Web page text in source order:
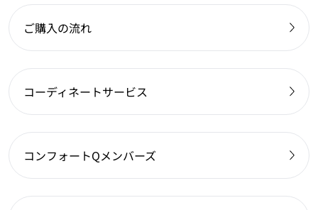
ご購入の流れ
コーディネートサービス
コンフォートQメンバーズ